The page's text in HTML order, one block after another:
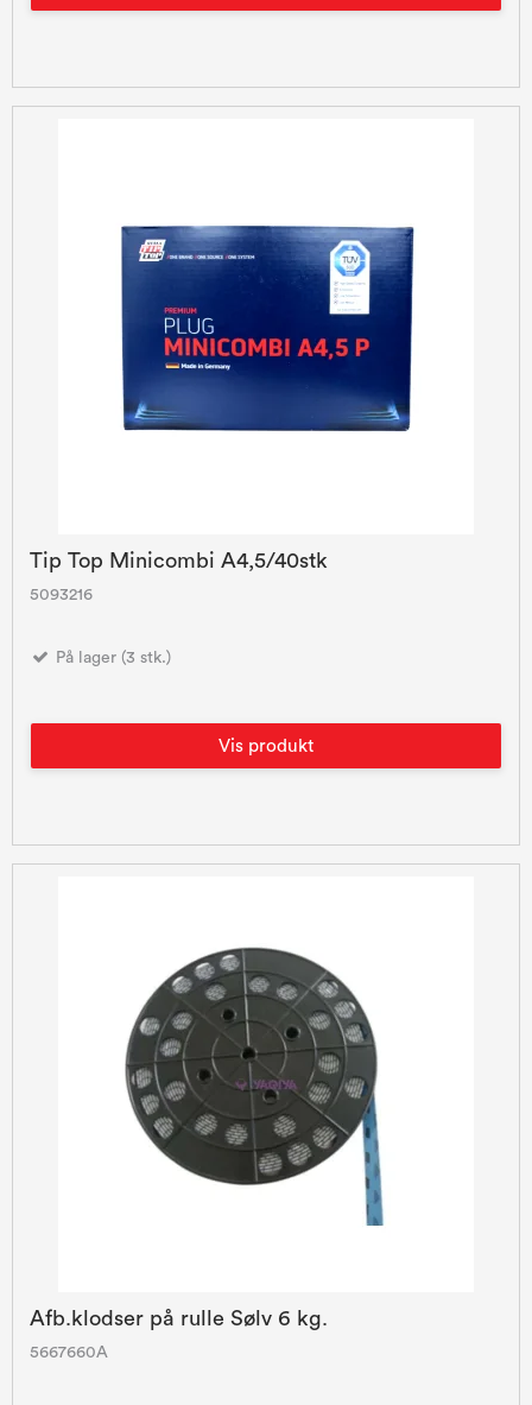
Tip Top Minicombi A4,5/40stk
5093216
På lager (3 stk.)
Vis produkt
Afb.klodser på rulle Sølv 6 kg.
5667660A